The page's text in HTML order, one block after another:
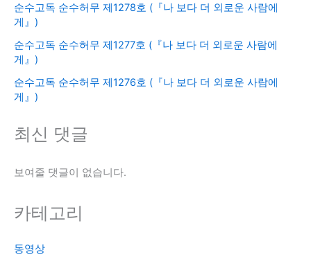
순수고독 순수허무 제1278호 (『나 보다 더 외로운 사람에
게』)
순수고독 순수허무 제1277호 (『나 보다 더 외로운 사람에
게』)
순수고독 순수허무 제1276호 (『나 보다 더 외로운 사람에
게』)
최신 댓글
보여줄 댓글이 없습니다.
카테고리
동영상